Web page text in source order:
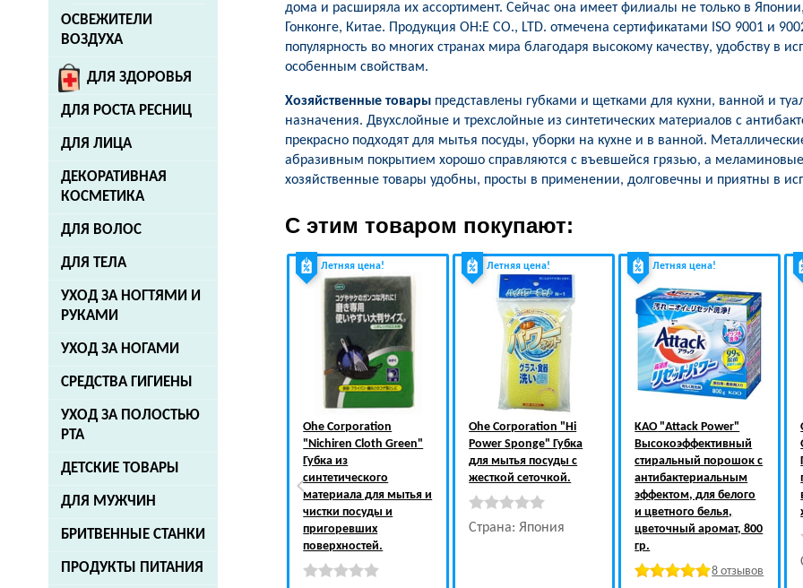
ОСВЕЖИТЕЛИ
ВОЗДУХА
ДЛЯ ЗДОРОВЬЯ
ДЛЯ РОСТА РЕСНИЦ
ДЛЯ ЛИЦА
ДЕКОРАТИВНАЯ
КОСМЕТИКА
ДЛЯ ВОЛОС
ДЛЯ ТЕЛА
УХОД ЗА НОГТЯМИ И
РУКАМИ
УХОД ЗА НОГАМИ
СРЕДСТВА ГИГИЕНЫ
УХОД ЗА ПОЛОСТЬЮ
РТА
ДЕТСКИЕ ТОВАРЫ
ДЛЯ МУЖЧИН
БРИТВЕННЫЕ СТАНКИ
ПРОДУКТЫ ПИТАНИЯ
дома и расширяла их ассортимент. Сейчас она имеет филиалы не только в
Гонконге, Китае. Продукция OH:E CO., LTD. отмечена сертификатами ISO 9001 и
популярность во многих странах мира благодаря высокому качеству, удобству в
особенным свойствам.
Хозяйственные товары представлены губками и щетками для кухни, ванной и
назначения. Двухслойные и трехслойные из синтетических материалов с
прекрасно подходят для мытья посуды, уборки на кухне и в ванной.
абразивным покрытием хорошо справляются с въевшейся грязью, а
хозяйственные товары удобны, просты в применении, долговечны и приятны в
С этим товаром покупают:
Летняя цена!
Ohe Corporation
"Nichiren Cloth Green"
Губка из
синтетического
материала для мытья и
чистки посуды и
пригоревших
поверхностей.
Летняя цена!
Ohe Corporation "Hi
Power Sponge" Губка
для мытья посуды с
жесткой сеточкой.
Страна: Япония
Летняя цена!
KAO"Attack Power"
Высокоэффективный
стиральный порошок с
антибактериальным
эффектом, для белого
и цветного белья,
цветочный аромат, 800
гр.
8 отзывов